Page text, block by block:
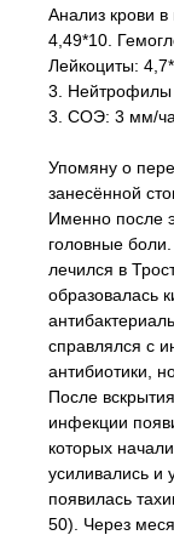
Анализ крови
4,49*10.
Лейкоциты:
3.
3. СОЭ: 3 мм/
Упомяну о
занесённой
Именно после
головные
лечился в
образовалась
справлялся с
антибиотики,
После
инфекции
которых
усиливались и
появилась
50). Через